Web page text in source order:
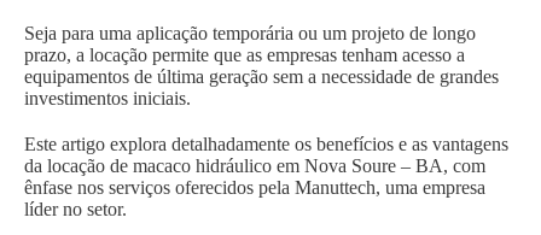
Seja para uma aplicação temporária ou um projeto de longo
prazo, a locação permite que as empresas tenham acesso a
equipamentos de última geração sem a necessidade de grandes
investimentos iniciais.
Este artigo explora detalhadamente os benefícios e as vantagens
da locação de macaco hidráulico em Nova Soure – BA, com
ênfase nos serviços oferecidos pela Manuttech, uma empresa
líder no setor.